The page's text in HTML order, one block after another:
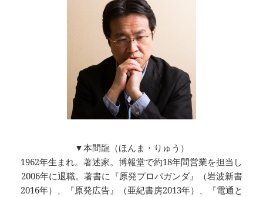
▼本間龍（ほんま・りゅう）
1962年生まれ。著述家。博報堂で約18年間営業を担当し
2006年に退職。著書に『原発プロパガンダ』（岩波新書
2016年）、『原発広告』（亜紀書房2013年）、『電通と